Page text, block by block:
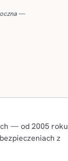
—
— od 2005 roku
z